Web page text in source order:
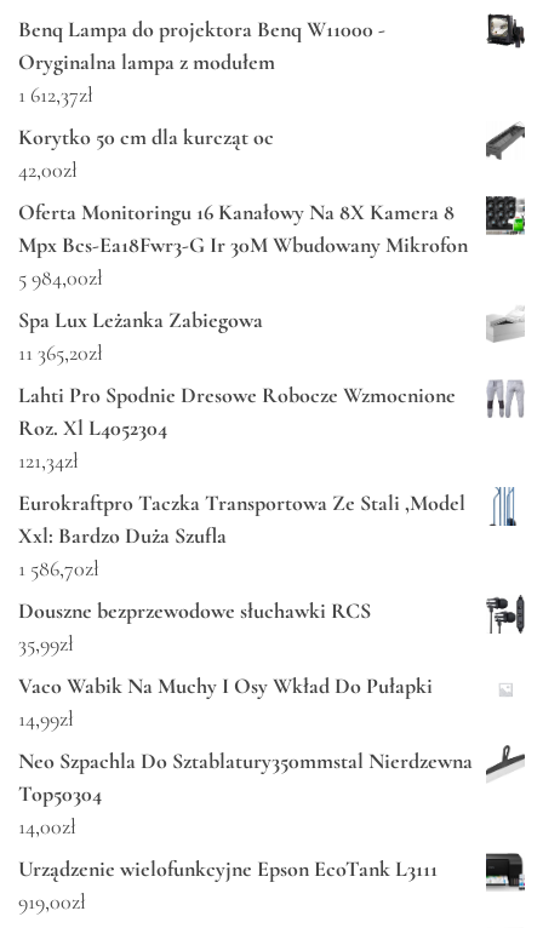
Benq Lampa do projektora Benq W11000 -
Oryginalna lampa z modułem
1 612,37zł
Korytko 50 cm dla kurcząt oc
42,00zł
Oferta Monitoringu 16 Kanałowy Na 8X Kamera 8
Mpx Bcs-Ea18Fwr3-G Ir 30M Wbudowany Mikrofon
5 984,00zł
Spa Lux Leżanka Zabiegowa
11 365,20zł
Lahti Pro Spodnie Dresowe Robocze Wzmocnione
Roz. Xl L4052304
121,34zł
Eurokraftpro Taczka Transportowa Ze Stali ,Model
Xxl: Bardzo Duża Szufla
1 586,70zł
Douszne bezprzewodowe słuchawki RCS
35,99zł
Vaco Wabik Na Muchy I Osy Wkład Do Pułapki
14,99zł
Neo Szpachla Do Sztablatury350mmstal Nierdzewna
Top50304
14,00zł
Urządzenie wielofunkcyjne Epson EcoTank L3111
919,00zł